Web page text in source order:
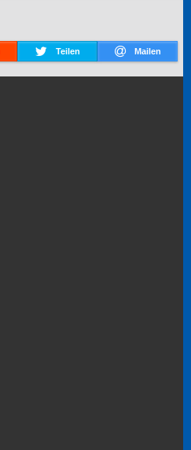
Teilen Mailen